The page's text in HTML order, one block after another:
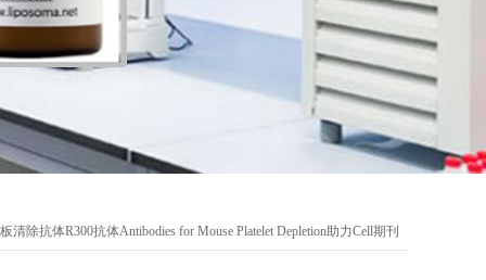
清除抗体R300抗体Antibodies for Mouse Platelet Depletion助力Cell期刊